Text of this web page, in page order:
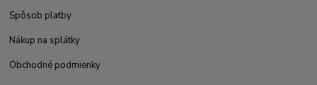
Spôsob platby
Nákup na splátky
Obchodné podmienky